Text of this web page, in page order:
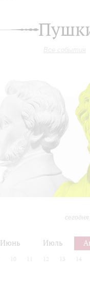
Все события
Июнь Июль
10 12 13 14